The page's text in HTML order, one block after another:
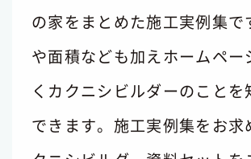
の家をまとめた施工実例集で
や面積なども加えホームペー
くカクニシビルダーのことを
できます。施工実例集をお求